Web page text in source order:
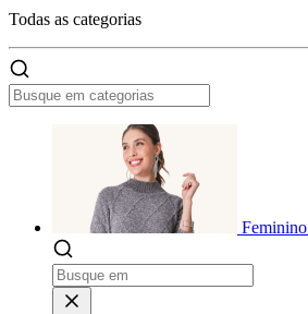
Todas as categorias
Feminino